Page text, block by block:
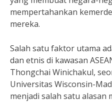
mempertahankan
mereka.
Salah satu faktor utama
dan etnis di kawasan
Thongchai Winichakul,
Universitas Wisconsin-
menjadi salah satu alasan